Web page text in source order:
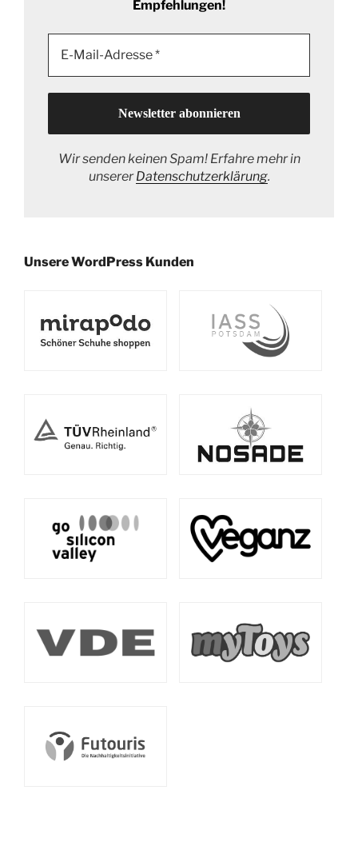
Empfehlungen!
Wir senden keinen Spam! Erfahre mehr in
unsererDatenschutzerklärung.
Unsere WordPress Kunden